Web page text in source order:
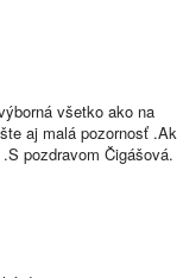
všetko ako na
aj malá pozornosť .Ak
pozdravom Čigášová.